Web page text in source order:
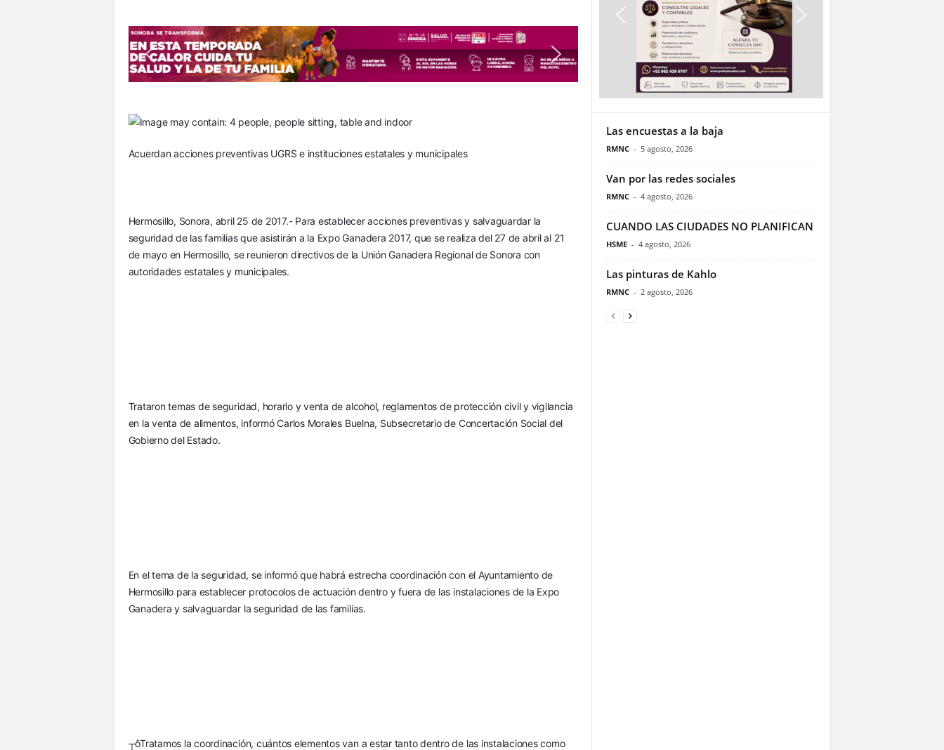
Acuerdan acciones preventivas UGRS e instituciones estatales y municipales
Hermosillo, Sonora, abril 25 de 2017.- Para establecer acciones preventivas y salvaguardar la
seguridad de las familias que asistirán a la Expo Ganadera 2017, que se realiza del 27 de abril al 21
de mayo en Hermosillo, se reunieron directivos de la Unión Ganadera Regional de Sonora con
autoridades estatales y municipales.
Trataron temas de seguridad, horario y venta de alcohol, reglamentos de protección civil y vigilancia
en la venta de alimentos, informó Carlos Morales Buelna, Subsecretario de Concertación Social del
Gobierno del Estado.
En el tema de la seguridad, se informó que habrá estrecha coordinación con el Ayuntamiento de
Hermosillo para establecer protocolos de actuación dentro y fuera de las instalaciones de la Expo
Ganadera y salvaguardar la seguridad de las familias.
┬ôTratamos la coordinación, cuántos elementos van a estar tanto dentro de las instalaciones como
Las encuestas a la baja
RMNC - 5 agosto, 2026
Van por las redes sociales
RMNC - 4 agosto, 2026
CUANDO LAS CIUDADES NO PLANIFICAN
HSME - 4 agosto, 2026
Las pinturas de Kahlo
RMNC - 2 agosto, 2026